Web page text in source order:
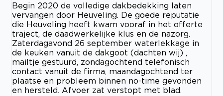
Begin 2020 de volledige dakbedekking laten
vervangen door Heuveling. De goede reputatie
die Heuveling heeft kwam vooraf in het offerte
traject, de daadwerkelijke klus en de nazorg.
Zaterdagavond 26 september waterlekkage in
de keuken vanuit de dakgoot (dachten wij) ,
mailtje gestuurd, zondagochtend telefonisch
contact vanuit de firma, maandagochtend ter
plaatse en probleem binnen no-time gevonden
en hersteld. Afvoer zat verstopt met blad.